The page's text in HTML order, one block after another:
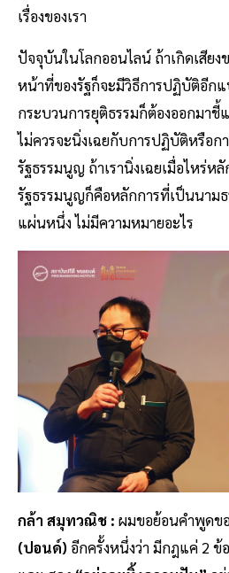
เรื่องของเรา
ปัจจุบันในโลกออนไลน์ ถ้าเกิดเสียง
หน้าที่ของรัฐก็จะมีวิธีการปฏิบัติอีก
กระบวนการยุติธรรมก็ต้องออกมาชี้
ไม่ควรจะนิ่งเฉยกับการปฏิบัติหรือก
รัฐธรรมนูญ ถ้าเรานิ่งเฉยเมื่อไหร่ห
รัฐธรรมนูญก็คือหลักการที่เป็นนาม
แผ่นหนึ่ง ไม่มีความหมายอะไร
กล้า สมุทวณิช : ผมขอย้อนคำพูดข
(ปอนด์) อีกครั้งหนึ่งว่า มีกฎแค่ 2 ข้